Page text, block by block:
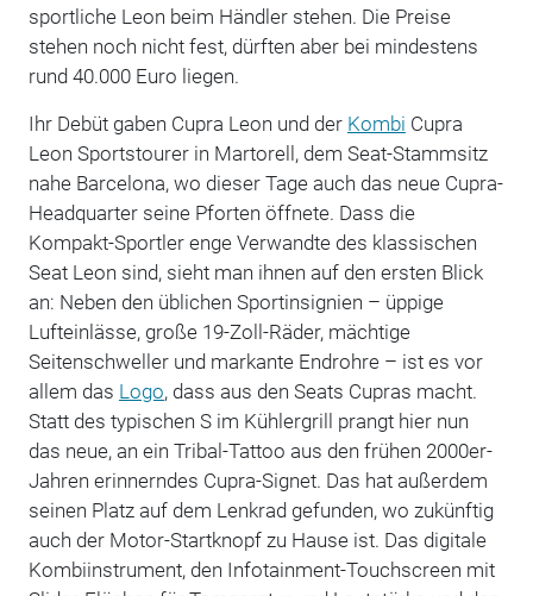
sportliche Leon beim Händler stehen. Die Preise
stehen noch nicht fest, dürften aber bei mindestens
rund 40.000 Euro liegen.
Ihr Debüt gaben Cupra Leon und der Kombi Cupra
Leon Sportstourer in Martorell, dem Seat-Stammsitz
nahe Barcelona, wo dieser Tage auch das neue Cupra-
Headquarter seine Pforten öffnete. Dass die
Kompakt-Sportler enge Verwandte des klassischen
Seat Leon sind, sieht man ihnen auf den ersten Blick
an: Neben den üblichen Sportinsignien – üppige
Lufteinlässe, große 19-Zoll-Räder, mächtige
Seitenschweller und markante Endrohre – ist es vor
allem das Logo, dass aus den Seats Cupras macht.
Statt des typischen S im Kühlergrill prangt hier nun
das neue, an ein Tribal-Tattoo aus den frühen 2000er-
Jahren erinnerndes Cupra-Signet. Das hat außerdem
seinen Platz auf dem Lenkrad gefunden, wo zukünftig
auch der Motor-Startknopf zu Hause ist. Das digitale
Kombiinstrument, den Infotainment-Touchscreen mit